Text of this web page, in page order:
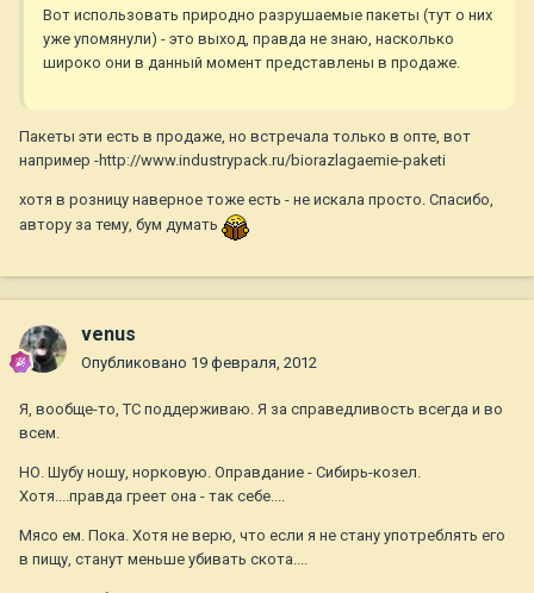
Вот использовать природно разрушаемые пакеты (тут о них
уже упомянули) - это выход, правда не знаю, насколько
широко они в данный момент представлены в продаже.
Пакеты эти есть в продаже, но встречала только в опте, вот
например -http://www.industrypack.ru/biorazlagaemie-paketi
хотя в розницу наверное тоже есть - не искала просто. Спасибо,
автору за тему, бум думать
venus
Опубликовано 19 февраля, 2012
Я, вообще-то, ТС поддерживаю. Я за справедливость всегда и во
всем.
НО. Шубу ношу, норковую. Оправдание - Сибирь-козел.
Хотя....правда греет она - так себе....
Мясо ем. Пока. Хотя не верю, что если я не стану употреблять его
в пищу, станут меньше убивать скота....